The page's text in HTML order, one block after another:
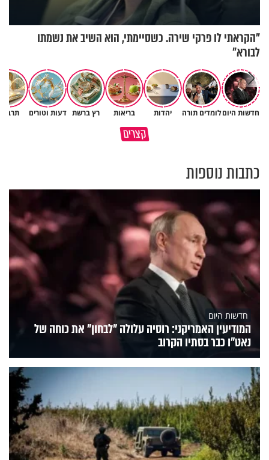
"הקראתי לו פרקי שירה. כשסיימתי, הוא השיב את נשמתו
לבורא"
חדשות היוםלומדים תורה יהדות בריאות רץ ברשת דעות וטורים
קצריםמדוע האמונה נמשלה למלח?
גם ׳הרע׳ זה הרחמים של בורא
כתבות נוספות
חדשות היום
המודיעין האמריקני: רוסיה עלולה "לבחון" את כוחה של
נאט"ו כבר בסתיו הקרוב